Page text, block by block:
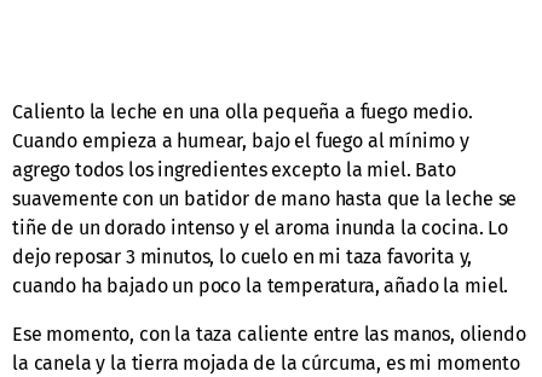
Caliento la leche en una olla pequeña a fuego medio.
Cuando empieza a humear, bajo el fuego al mínimo y
agrego todos los ingredientes excepto la miel. Bato
suavemente con un batidor de mano hasta que la leche se
tiñe de un dorado intenso y el aroma inunda la cocina. Lo
dejo reposar 3 minutos, lo cuelo en mi taza favorita y,
cuando ha bajado un poco la temperatura, añado la miel.
Ese momento, con la taza caliente entre las manos, oliendo
la canela y la tierra mojada de la cúrcuma, es mi momento